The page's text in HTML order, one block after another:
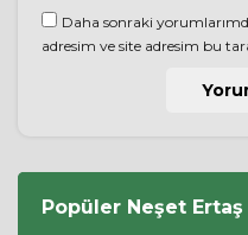
Daha sonraki
adresim ve site adresim bu
Popüler Neşet Ertaş